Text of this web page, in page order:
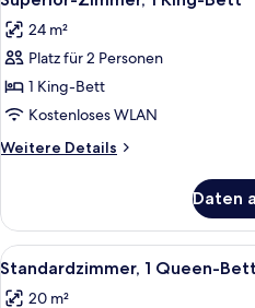
Fotos
für
Superior-
Zimmer,
1 King-
Bett
anzeigen
24 m²
Platz für 2 Personen
1 King-Bett
Kostenloses WLAN
Weitere Details
Weitere
Zimmer,
1 King-
Bett
Daten
Alle
Fotos
10
Standardzimmer, 1 Queen-Bett
20 m²